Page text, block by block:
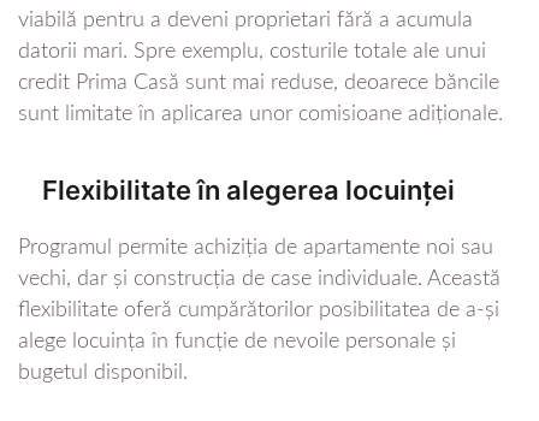
viabilă pentru a deveni proprietari fără a acumula
datorii mari. Spre exemplu, costurile totale ale unui
credit Prima Casă sunt mai reduse, deoarece băncile
sunt limitate în aplicarea unor comisioane adiționale.
Flexibilitate în alegerea locuinței
Programul permite achiziția de apartamente noi sau
vechi, dar și construcția de case individuale. Această
flexibilitate oferă cumpărătorilor posibilitatea de a-și
alege locuința în funcție de nevoile personale și
bugetul disponibil.